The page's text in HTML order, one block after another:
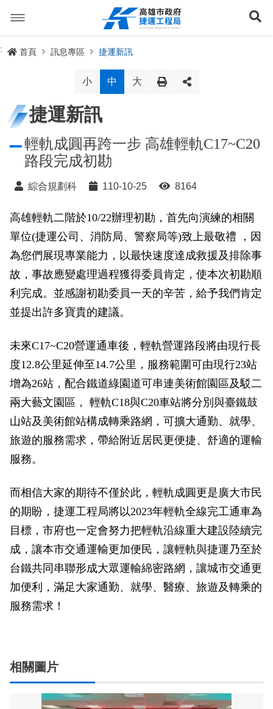
容
捷運路線進度圖
路網簡介
路網規劃
未來發展
規劃中
捷運紫線
前鎮漁港聯外軌道
興建中
各線計畫進度
岡山路竹延伸線(第二A階段)
岡山路竹延伸線(第二B階段)
捷運黃線
小港林園線
已通車
捷運紅/橘線
岡山路竹延伸線(第一階段)
環狀輕軌
訊息專區
公聽會與說明會
政府資訊公開
生態檢核專區
性別主流化專區
政風園地
Open Data
打詐儀錶板
局長信箱
禁限建專區
增額容積申請
檔案應用專區
常見問答
相關連結
雙語詞彙
交流互動
照片集錦
影音專區
特色車站
輕軌知識站
輕軌簡介
輕軌與傳統火車
輕軌與公車捷運
無架空線
關於我們
首長簡介
局徽
本局沿革
組織職掌
服務電話
網站導覽
English
首頁 訊息專區 捷運新訊
小 中 大
捷運新訊
輕軌成圓再跨一步 高雄輕軌C17~C20
路段完成初勘
綜合規劃科 110-10-25 8164
高雄輕軌二階於10/22辦理初勘，首先向演練的相關
單位(捷運公司、消防局、警察局等)致上最敬禮 ，因
為您們展現專業能力，以最快速度達成救援及排除事
故，事故應變處理過程獲得委員肯定，使本次初勘順
利完成。並感謝初勘委員一天的辛苦，給予我們肯定
並提出許多寶貴的建議。
未來C17~C20營運通車後，輕軌營運路段將由現行長
度12.8公里延伸至14.7公里，服務範圍可由現行23站
增為26站，配合鐵道綠園道可串連美術館園區及駁二
兩大藝文園區， 輕軌C18與C20車站將分別與臺鐵鼓
山站及美術館站構成轉乘路網，可擴大通勤、就學、
旅遊的服務需求，帶給附近居民更便捷、舒適的運輸
服務。
而相信大家的期待不僅於此，輕軌成圓更是廣大市民
的期盼，捷運工程局將以2023年輕軌全線完工通車為
目標，市府也一定會努力把輕軌沿線重大建設陸續完
成，讓本市交通運輸更加便民，讓輕軌與捷運乃至於
台鐵共同串聯形成大眾運輸綿密路網，讓城市交通更
加便利，滿足大家通勤、就學、醫療、旅遊及轉乘的
服務需求！
相關圖片